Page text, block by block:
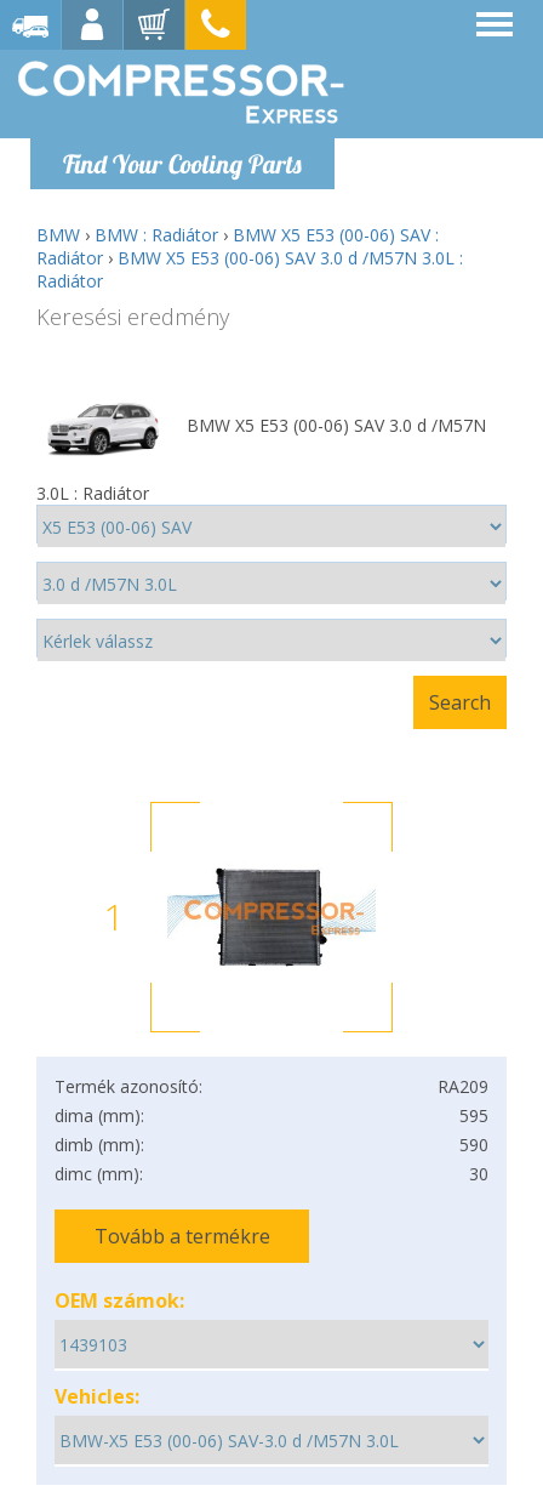
Find Your Cooling Parts
BMW › BMW : Radiátor › BMW X5 E53 (00-06) SAV :
Radiátor › BMW X5 E53 (00-06) SAV 3.0 d /M57N 3.0L :
Radiátor
Keresési eredmény
BMW X5 E53 (00-06) SAV 3.0 d /M57N
3.0L : Radiátor
1
Termék azonosító:
RA209
dima (mm):
595
dimb (mm):
590
dimc (mm):
30
Tovább a termékre
OEM számok:
Vehicles: